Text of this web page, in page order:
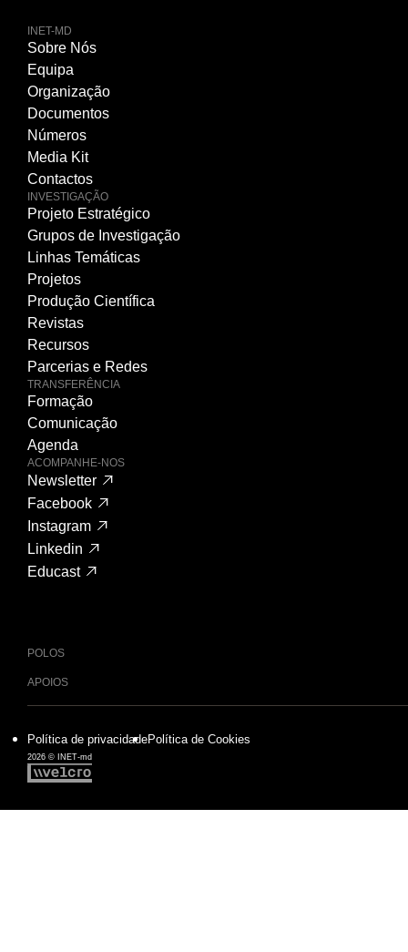
INET-MD
Sobre Nós
Equipa
Organização
Documentos
Números
Media Kit
Contactos
INVESTIGAÇÃO
Projeto Estratégico
Grupos de Investigação
Linhas Temáticas
Projetos
Produção Científica
Revistas
Recursos
Parcerias e Redes
TRANSFERÊNCIA
Formação
Comunicação
Agenda
ACOMPANHE-NOS
Newsletter
Facebook
Instagram
Linkedin
Educast
POLOS
APOIOS
2026 © INET-md
Política de privacidadePolítica de Cookies